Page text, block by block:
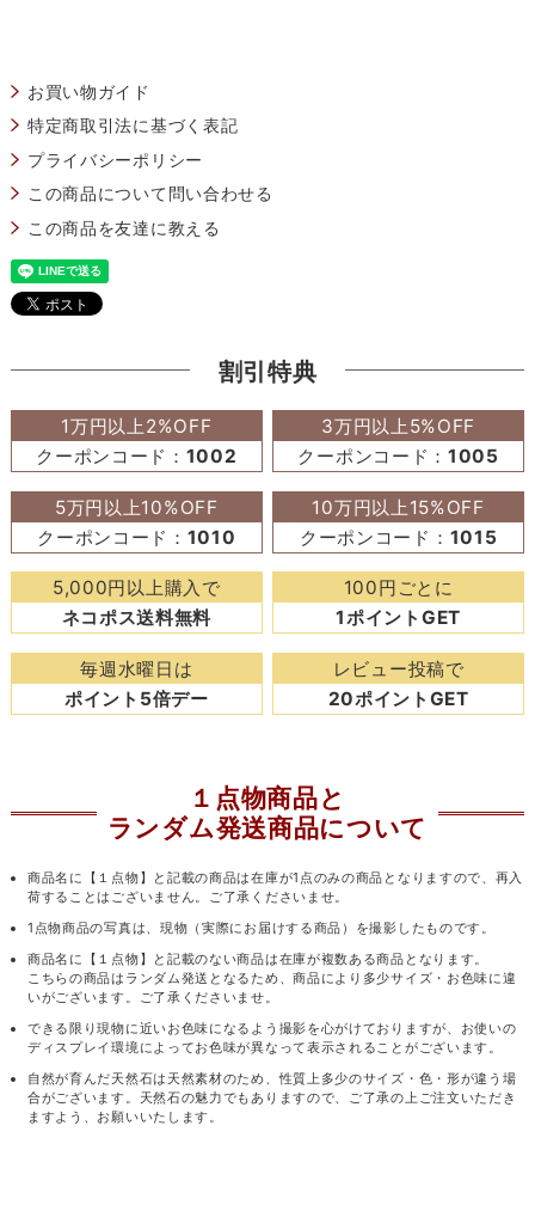
お買い物ガイド
特定商取引法に基づく表記
プライバシーポリシー
この商品について問い合わせる
この商品を友達に教える
割引特典
1万円以上2%OFF
クーポンコード： 1002
3万円以上5%OFF
クーポンコード：1005
5万円以上10%OFF
クーポンコード： 1010
10万円以上15%OFF
クーポンコード： 1015
5,000円以上購入で
ネコポス送料無料
100円ごとに
1ポイントGET
毎週水曜日は
ポイント5倍デー
レビュー投稿で
20ポイントGET
１点物商品と
ランダム発送商品について
商品名に【１点物】と記載の商品は在庫が1点のみの商品となりますので、再入
荷することはございません。ご了承くださいませ。
1点物商品の写真は、現物（実際にお届けする商品）を撮影したものです。
商品名に【１点物】と記載のない商品は在庫が複数ある商品となります。
こちらの商品はランダム発送となるため、商品により多少サイズ・お色味に違
いがございます。ご了承くださいませ。
できる限り現物に近いお色味になるよう撮影を心がけておりますが、お使いの
ディスプレイ環境によってお色味が異なって表示されることがございます。
自然が育んだ天然石は天然素材のため、性質上多少のサイズ・色・形が違う場
合がございます。天然石の魅力でもありますので、ご了承の上ご注文いただき
ますよう、お願いいたします。